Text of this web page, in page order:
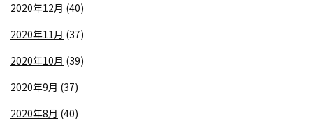
2020年12月 (40)
2020年11月 (37)
2020年10月 (39)
2020年9月 (37)
2020年8月 (40)